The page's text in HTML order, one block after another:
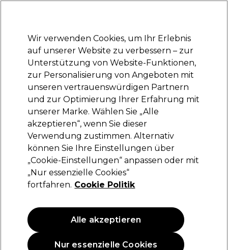
Anmelden
Marken Deals Haare Elektrogeräte Saloneinrichtung
Lieferung und Lieferzeiten
– mehr erfahren
BaByliss PRO
BaByliss PRO UV Einzel-Folienrasierer
0
179,69 €
Wir verwenden Cookies, um Ihr Erlebnis
auf unserer Website zu verbessern – zur
Unterstützung von Website-Funktionen,
zur Personalisierung von Angeboten mit
unseren vertrauenswürdigen Partnern
und zur Optimierung Ihrer Erfahrung mit
unserer Marke. Wählen Sie „Alle
akzeptieren“, wenn Sie dieser
Verwendung zustimmen. Alternativ
können Sie Ihre Einstellungen über
„Cookie-Einstellungen“ anpassen oder mit
„Nur essenzielle Cookies“
fortfahren. Cookie Politik
Nur essenzielle Cookies
Alle akzeptieren